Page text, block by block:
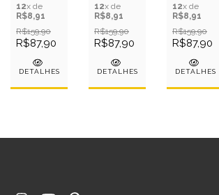
OZ 709
ML QGK
INOX
COM
TAMPA
12x de
R$8,91
R$159,90
R$87,90
DETALHES
OZ 335
ML QGK
CINZA
COM
TAMPA
12x de
R$8,91
R$159,90
R$87,90
DETALHES
OZ 335
ML QGK
TURQUESA
COM
TAMPA
12x de
R$8,91
R$159,90
R$87,90
DETALHES